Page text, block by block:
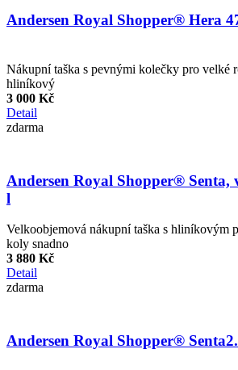
Andersen Royal Shopper® Hera
Nákupní taška s pevnými kolečky pro velké
hliníkový
3 000 Kč
Detail
zdarma
Andersen Royal Shopper® Senta,
l
Velkoobjemová nákupní taška s hliníkovým
koly snadno
3 880 Kč
Detail
zdarma
Andersen Royal Shopper®